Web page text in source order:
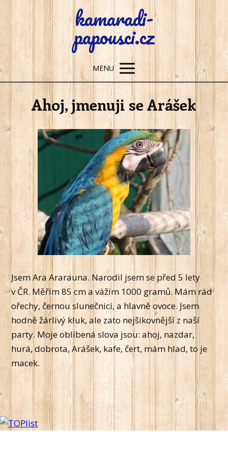
kamaradi-
papousci.cz
MENU
Ahoj, jmenuji se Arášek
Jsem Ara Ararauna. Narodil jsem se před 5 lety
v ČR. Měřím 85 cm a vážím 1000 gramů. Mám rád
ořechy, černou slunečnici, a hlavně ovoce. Jsem
hodně žárlivý kluk, ale zato nejšikovnější z naší
party. Moje oblíbená slova jsou: ahoj, nazdar,
hurá, dobrota, Arášek, kafe, čert, mám hlad, to je
macek.